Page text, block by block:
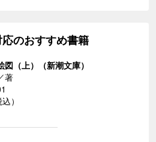
のおすすめ書籍
図（上）（新潮文庫）
著
）